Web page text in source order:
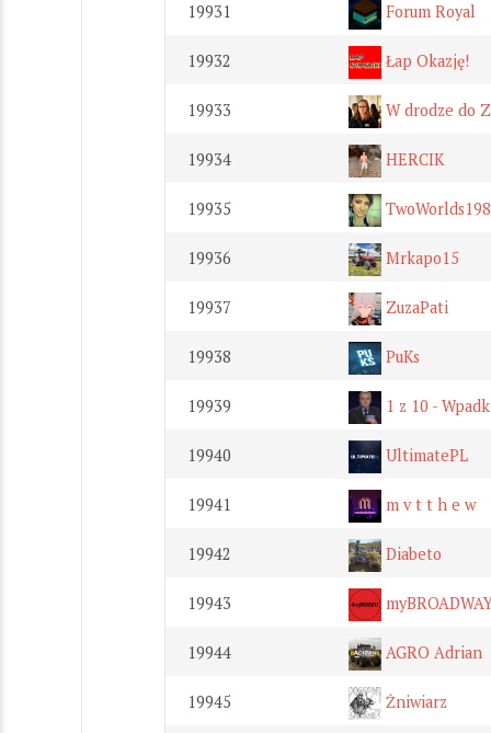
19931 Forum Royal
19932 Łap Okazję!
19933 W drodze do
19934 HERCIK
19935
19936 Mrkapo15
19937 ZuzaPati
19938 PuKs
19939 1 z 10 -
19940 UltimatePL
19941 m v t t h e w
19942 Diabeto
19943
19944 AGRO Adrian
19945 Żniwiarz